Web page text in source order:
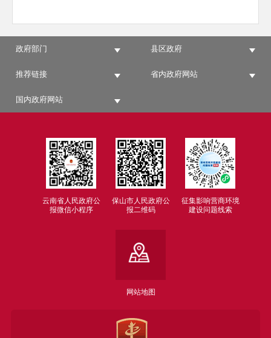
政府部门 县区政府
推荐链接 省内政府网站
国内政府网站
云南省人民政府公
报微信小程序
保山市人民政府公
报二维码
征集影响营商环境
建设问题线索
网站地图